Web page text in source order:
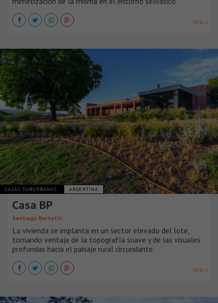
VER +
CASAS SUBURBANAS ARGENTINA
Casa BP
Santiago Bertotti
La vivienda se implanta en un sector elevado del lote,
tomando ventaja de la topografía suave y de las visuales
profundas hacia el paisaje rural circundante.
VER +